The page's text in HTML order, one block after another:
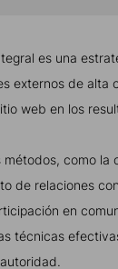
es una
externos de alta
web en los
métodos, como la
de relaciones
en
técnicas